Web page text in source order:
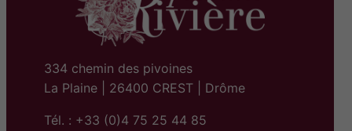
334 chemin des pivoines
La Plaine | 26400 CREST | Drôme
Tél. : +33 (0)4 75 25 44 85